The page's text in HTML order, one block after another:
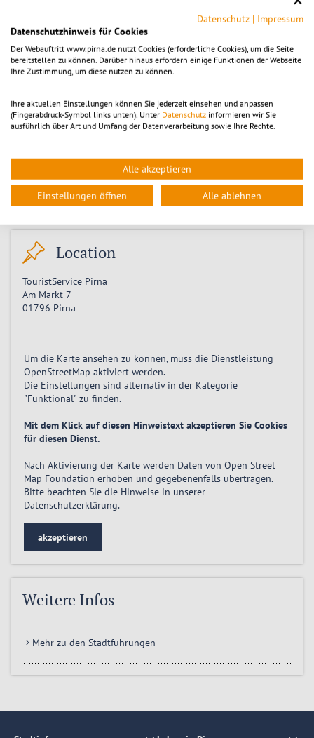
Sonntag 26.07.2026, 11:00
Sonntag 02.08.2026, 11:00
Sonntag 09.08.2026, 11:00
Sonntag 16.08.2026, 11:00
Sonntag 23.08.2026, 11:00
Sonntag 06.09.2026, 11:00
Sonntag 13.09.2026, 11:00
Sonntag 20.09.2026, 11:00
Sonntag 04.10.2026, 11:00
Sonntag 11.10.2026, 11:00
Sonntag 18.10.2026, 11:00
Sonntag 25.10.2026, 11:00
Location
TouristService Pirna
Am Markt 7
01796 Pirna
Um die Karte ansehen zu können, muss die Dienstleistung
OpenStreetMap aktiviert werden.
Die Einstellungen sind alternativ in der Kategorie
"Funktional" zu finden.
Mit dem Klick auf diesen Hinweistext akzeptieren Sie Cookies
für diesen Dienst.
Nach Aktivierung der Karte werden Daten von Open Street
Map Foundation erhoben und gegebenenfalls übertragen.
Bitte beachten Sie die Hinweise in unserer
Datenschutzerklärung.
akzeptieren
Weitere Infos
Mehr zu den Stadtführungen
Datenschutz | Impressum
Datenschutzhinweis für Cookies
Der Webauftritt www.pirna.de nutzt Cookies (erforderliche Cookies), um die Seite
bereitstellen zu können. Darüber hinaus erfordern einige Funktionen der Webseite
Ihre Zustimmung, um diese nutzen zu können.
Ihre aktuellen Einstellungen können Sie jederzeit einsehen und anpassen
(Fingerabdruck-Symbol links unten). Unter Datenschutz informieren wir Sie
ausführlich über Art und Umfang der Datenverarbeitung sowie Ihre Rechte.
Alle akzeptieren
Einstellungen öffnen Alle ablehnen